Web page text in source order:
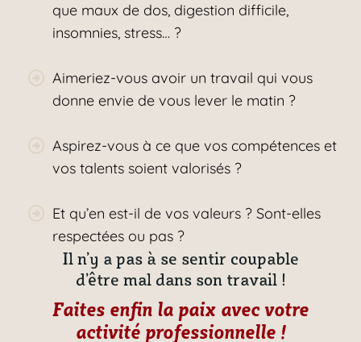
que maux de dos, digestion difficile,
insomnies, stress… ?
Aimeriez-vous avoir un travail qui vous
donne envie de vous lever le matin ?
Aspirez-vous à ce que vos compétences et
vos talents soient valorisés ?
Et qu’en est-il de vos valeurs ? Sont-elles
respectées ou pas ?
Il n’y a pas à se sentir coupable
d’être mal dans son travail !
Faites enfin la paix avec votre
activité professionnelle !